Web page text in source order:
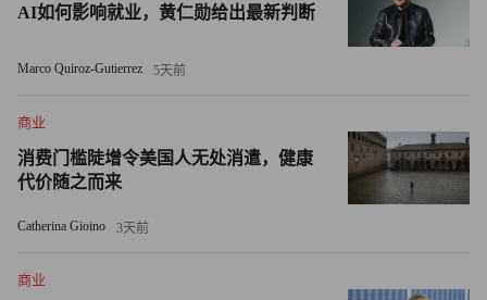
SLA（服务级别协议），确保体验持续优化。由此，AI不再
是孤立项目，而是融入组织肌理的“长效能力”。
通过一次次“小胜利”的积累，金融服务的数智化升级将从
“亮点”拓展为“亮线”，进而连成“亮面”，构筑金融机构可持
续的竞争壁垒。
升温：从“成本消耗”到“价值创造”，让服务精准而有温度
服务的“温度”，源于深入的理解与个性化的触达。在银行权
AI如何影响就业，黄仁勋给出最新判断
Marco Quiroz-Gutierrez 5天前
商业
消费门槛陡增令美国人无处消遣，健康
代价随之而来
Catherina Gioino 3天前
商业